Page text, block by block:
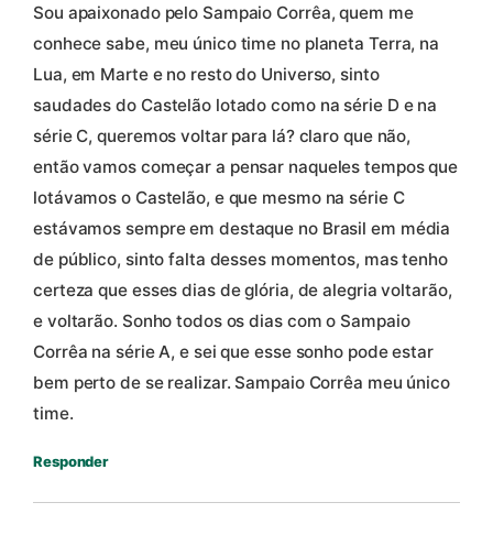
Sou apaixonado pelo Sampaio Corrêa, quem me
conhece sabe, meu único time no planeta Terra, na
Lua, em Marte e no resto do Universo, sinto
saudades do Castelão lotado como na série D e na
série C, queremos voltar para lá? claro que não,
então vamos começar a pensar naqueles tempos que
lotávamos o Castelão, e que mesmo na série C
estávamos sempre em destaque no Brasil em média
de público, sinto falta desses momentos, mas tenho
certeza que esses dias de glória, de alegria voltarão,
e voltarão. Sonho todos os dias com o Sampaio
Corrêa na série A, e sei que esse sonho pode estar
bem perto de se realizar. Sampaio Corrêa meu único
time.
Responder